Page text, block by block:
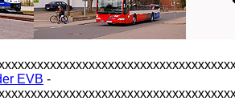
EVB -